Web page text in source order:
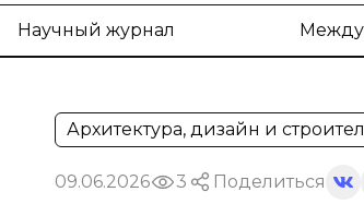
Научный журнал
Архитектура, дизайн и
09.06.2026 3 Поделиться